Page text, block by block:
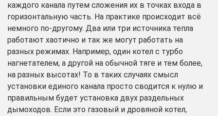
каждого канала путем сложения их в точках входа в
горизонтальную часть. На практике происходит всё
немного по-другому. Два или три источника тепла
работают хаотично и так же могут работать на
разных режимах. Например, один котел с турбо
нагнетателем, а другой на обычной тяге и тем более,
на разных высотах! То в таких случаях смысл
установки единого канала просто сводится к нулю и
правильным будет установка двух раздельных
дымоходов. Если это газовый и дровяной котел,